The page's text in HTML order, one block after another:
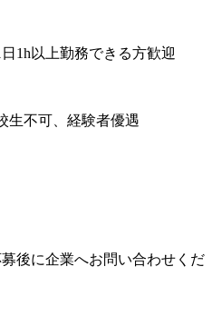
1h以上勤務できる方歓迎
生不可、経験者優遇
後に企業へお問い合わせくだ